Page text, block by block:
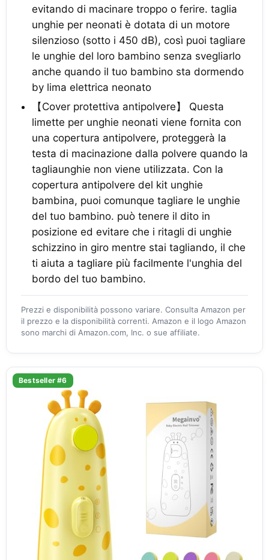
evitando di macinare troppo o ferire. taglia
unghie per neonati è dotata di un motore
silenzioso (sotto i 450 dB), così puoi tagliare
le unghie del loro bambino senza svegliarlo
anche quando il tuo bambino sta dormendo
by lima elettrica neonato
【Cover protettiva antipolvere】 Questa
limette per unghie neonati viene fornita con
una copertura antipolvere, proteggerà la
testa di macinazione dalla polvere quando la
tagliaunghie non viene utilizzata. Con la
copertura antipolvere del kit unghie
bambina, puoi comunque tagliare le unghie
del tuo bambino. può tenere il dito in
posizione ed evitare che i ritagli di unghie
schizzino in giro mentre stai tagliando, il che
ti aiuta a tagliare più facilmente l'unghia del
bordo del tuo bambino.
Prezzi e disponibilità possono variare. Consulta Amazon per
il prezzo e la disponibilità correnti. Amazon e il logo Amazon
sono marchi di Amazon.com, Inc. o sue affiliate.
Bestseller #6